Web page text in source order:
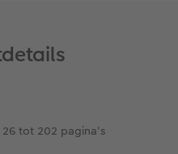
tot 202 pagina's